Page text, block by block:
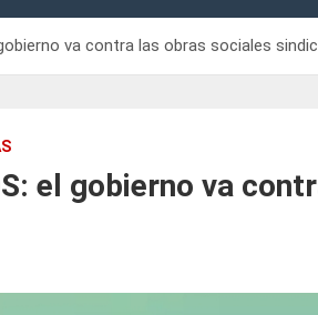
gobierno va contra las obras sociales
el gobierno va